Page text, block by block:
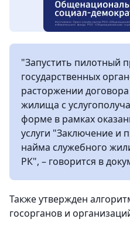
"Запустить пилотный
государственных
расторжении
жилища с
форме в рамках
услуги "Заключение и
найма служебного
РК", – говорится в
Также утвержден
госорганов и